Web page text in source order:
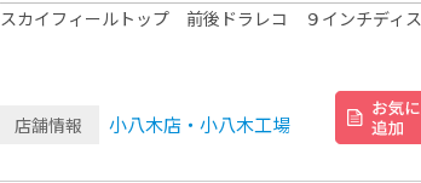
スカイフィールトップ 前後ドラレコ ９インチディ
店舗情報 小八木店・小八木工場